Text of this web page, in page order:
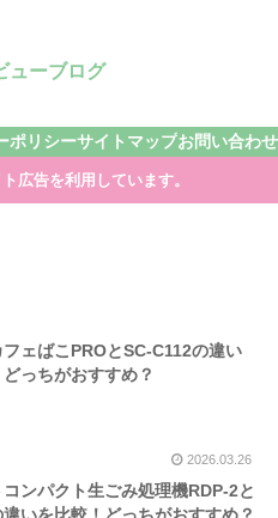
ューブログ
ポリシーサイトマップお問い合わせ
広告を利用しています。
ェばこPROとSC-C112の違い
っちがおすすめ？
2026.03.26
コンパクト生ごみ処理機RDP-2と